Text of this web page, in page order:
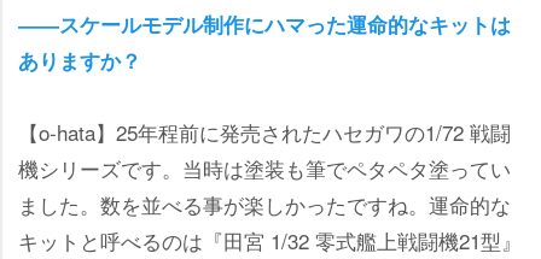
――スケールモデル制作にハマった運命的なキットは
ありますか？
【o-hata】25年程前に発売されたハセガワの1/72 戦闘
機シリーズです。当時は塗装も筆でペタペタ塗ってい
ました。数を並べる事が楽しかったですね。運命的な
キットと呼べるのは『田宮 1/32 零式艦上戦闘機21型』